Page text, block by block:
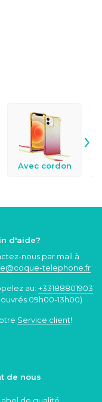
Avec cordon
›
d'aide?
nous par mail à
-telephone.fr
au: +33188801903
09h00-13h00)
Service client!
de nous
de qualité